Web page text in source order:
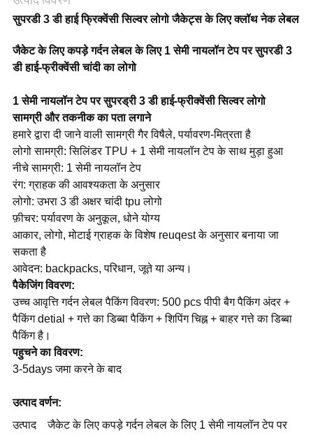
नीति
सुपरडी 3 डी हाई फ्रिक्वेंसी सिल्वर लोगो जैकेट्स के लिए क्लॉथ नेक लेबल
जैकेट के लिए कपड़े गर्दन लेबल के लिए 1 सेमी नायलॉन टेप पर सुपरडी 3
डी हाई-फ्रीक्वेंसी चांदी का लोगो
1 सेमी नायलॉन टेप पर सुपरड्री 3 डी हाई-फ्रीक्वेंसी सिल्वर लोगो
सामग्री और तकनीक का पता लगाने
हमारे द्वारा दी जाने वाली सामग्री गैर विषैले, पर्यावरण-मित्रता है
लोगो सामग्री: सिलिंडर TPU + 1 सेमी नायलॉन टेप के साथ मुड़ा हुआ
नीचे सामग्री: 1 सेमी नायलॉन टेप
रंग: ग्राहक की आवश्यकता के अनुसार
लोगो: उभरा 3 डी अक्षर चांदी tpu लोगो
फ़ीचर: पर्यावरण के अनुकूल, धोने योग्य
आकार, लोगो, मोटाई ग्राहक के विशेष reuqest के अनुसार बनाया जा
सकता है
आवेदन: backpacks, परिधान, जूते या अन्य।
पैकेजिंग विवरण:
उच्च आवृत्ति गर्दन लेबल पैकिंग विवरण: 500 pcs पीपी बैग पैकिंग अंदर +
पैकिंग detial + गत्ते का डिब्बा पैकिंग + शिपिंग चिह्न + बाहर गत्ते का डिब्बा
पैकिंग है।
पहुचने का विवरण:
3-5days जमा करने के बाद
उत्पाद वर्णन:
उत्पाद
जैकेट के लिए कपड़े गर्दन लेबल के लिए 1 सेमी नायलॉन टेप पर